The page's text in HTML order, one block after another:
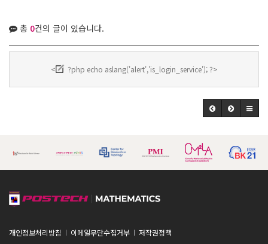
총 0건의 글이 있습니다.
< ?php echo aslang('alert','is_login_service'); ?>
개인정보처리방침 이메일무단수집거부 저작권정책